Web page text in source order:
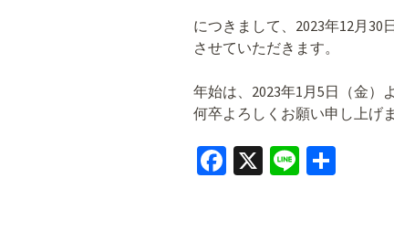
につきまして、2023年12月30
させていただきます。
年始は、2023年1月5日（金）
何卒よろしくお願い申し上げま
Fa X
Li